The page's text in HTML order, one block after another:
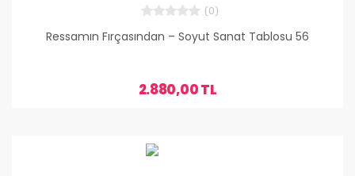
(0)
Ressamın Fırçasından – Soyut Sanat Tablosu 56
2.880,00 TL